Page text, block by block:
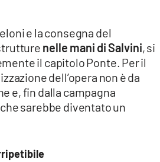
e la consegna del
nelle mani di Salvini, si
il capitolo Ponte. Per il
dell’opera non è da
e, fin dalla campagna
sarebbe diventato un